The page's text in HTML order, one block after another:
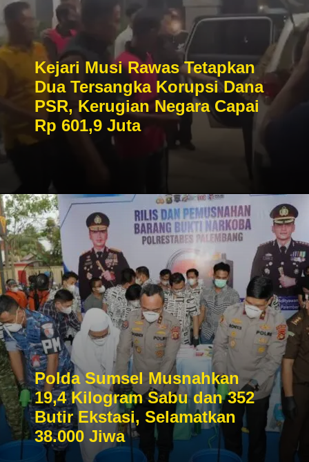
Kejari Musi Rawas Tetapkan
Dua Tersangka Korupsi Dana
PSR, Kerugian Negara Capai
Rp 601,9 Juta
Polda Sumsel Musnahkan
19,4 Kilogram Sabu dan 352
Butir Ekstasi, Selamatkan
38.000 Jiwa